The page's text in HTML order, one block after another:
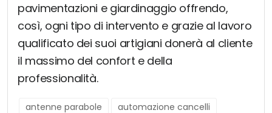
pavimentazioni e giardinaggio offrendo,
così, ogni tipo di intervento e grazie al lavoro
qualificato dei suoi artigiani donerà al cliente
il massimo del confort e della
professionalità.
antenne parabole
automazione cancelli